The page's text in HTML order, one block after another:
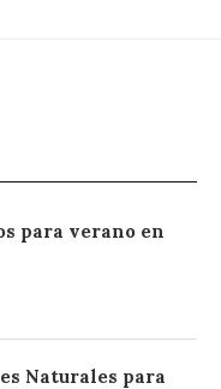
para verano en
Naturales para